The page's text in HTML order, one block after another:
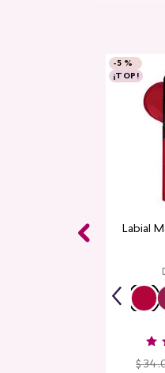
-5 %
¡TOP!
Labial
$ 34.